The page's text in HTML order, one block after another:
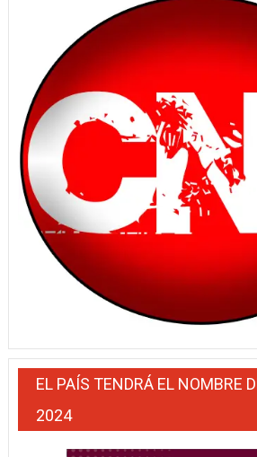
EL PAÍS TENDRÁ EL NOMBRE
2024